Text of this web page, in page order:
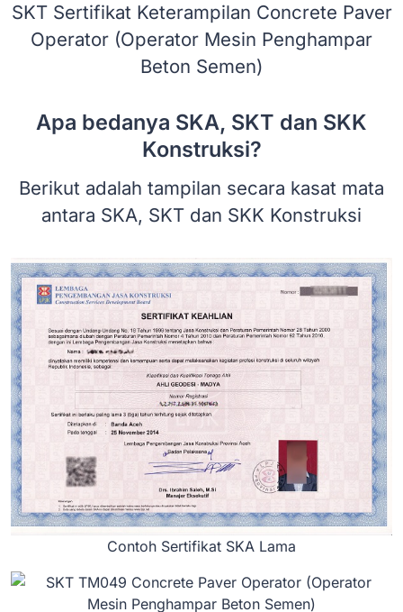
SKT Sertifikat Keterampilan Concrete Paver
Operator (Operator Mesin Penghampar
Beton Semen)
Apa bedanya SKA, SKT dan SKK
Konstruksi?
Berikut adalah tampilan secara kasat mata
antara SKA, SKT dan SKK Konstruksi
Contoh Sertifikat SKA Lama